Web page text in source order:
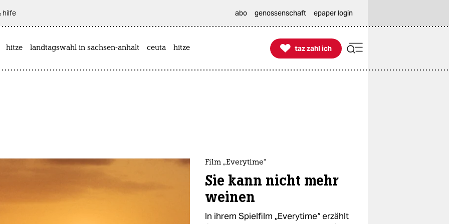
hilfe abo genossenschaft epaper login
hitze landtagswahl in sachsen-anhalt ceuta hitze 
taz zahl ich
taz zahl ich
Film „Everytime“
Sie kann nicht mehr
weinen
In ihrem Spielfilm „Everytime“ erzählt